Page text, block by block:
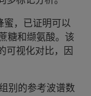
蜜，已证明可以
糖和缬氨酸。该
可视化对比，因
别的参考波谱数